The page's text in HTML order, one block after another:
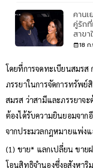
คาน
คู่รัก
สาข
แต่ง
18 ก
โดยที่การจดทะเบียนสมรส
ภรรยาในการจัดการทรัพ
สมรส ว่าสามีและภรรยาจ
ต้องได้รับความยินยอมจาก
จากประมวลกฎหมายแพ่ง
(1) ขาย* แลกเปลี่ยน ขาย
โอนสิทธิจำนองซึ่งอสังหา